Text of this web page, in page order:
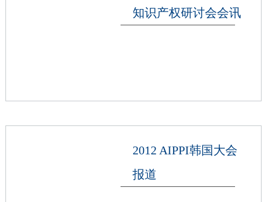
知识产权研讨会会讯
2012 AIPPI韩国大会
报道